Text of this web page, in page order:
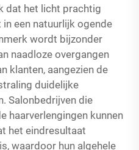
dat het licht prachtig
een natuurlijk ogende
wordt bijzonder
naadloze overgangen
klanten, aangezien de
duidelijke
Salonbedrijven die
haarverlengingen kunnen
het eindresultaat
waardoor hun algehele